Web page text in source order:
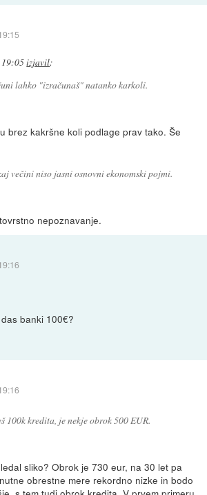
19:05izjavil:
lahko "izračunaš" natanko karkoli.
brez kakršne koli podlage prav tako. Še
večini niso jasni osnovni ekonomski pojmi.
nepoznavanje.
banki 100€?
100k kredita, je nekje obrok 500 EUR.
sliko? Obrok je 730 eur, na 30 let pa
obrestne mere rekordno nizke in bodo